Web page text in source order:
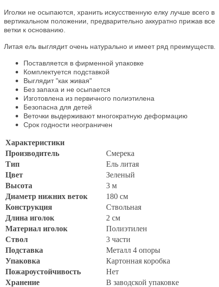
Иголки не осыпаются, хранить искусственную елку лучше всего в
вертикальном положении, предварительно аккуратно прижав все
ветки к основанию.
Литая ель выглядит очень натурально и имеет ряд преимуществ.
Поставляется в фирменной упаковке
Комплектуется подставкой
Выглядит "как живая"
Без запаха и не осыпается
Изготовлена из первичного полиэтилена
Безопасна для детей
Веточки выдерживают многократную деформацию
Срок годности неограничен
Характеристики
Производитель
Смерека
Тип
Ель литая
Цвет
Зеленый
Высота
3 м
Диаметр нижних веток
180 см
Конструкция
Ствольная
Длина иголок
2 см
Материал иголок
Полиэтилен
Ствол
3 части
Подставка
Металл 4 опоры
Упаковка
Картонная коробка
Пожароустойчивость
Нет
Хранение
В заводской упаковке